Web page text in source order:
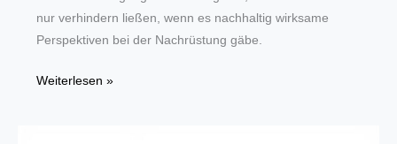
nur verhindern ließen, wenn es nachhaltig wirksame
Perspektiven bei der Nachrüstung gäbe.
Kfz-
Weiterlesen »